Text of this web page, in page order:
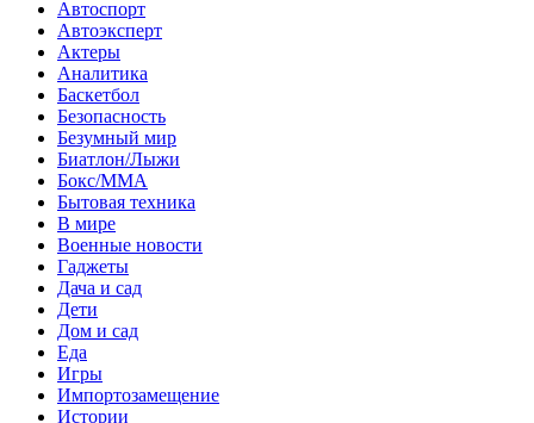
Автоспорт
Автоэксперт
Актеры
Аналитика
Баскетбол
Безопасность
Безумный мир
Биатлон/Лыжи
Бокс/MMA
Бытовая техника
В мире
Военные новости
Гаджеты
Дача и сад
Дети
Дом и сад
Еда
Игры
Импортозамещение
Истории